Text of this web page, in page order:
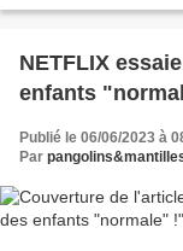
NETFLIX
enfants
Publié le 06/06/2023 à
Par